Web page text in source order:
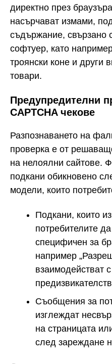
директно през
насърчават измами,
съдържание, свързано
софтуер, като
троянски коне и други
товари.
Предупредителни
CAPTCHA чекове
Разпознаването на
проверка е от
на нелоялни сайтове.
подкани обикновено
модели, които
Подкани, които
потребителите
специфичен за
например
взаимодействат
Съобщения за
изглеждат
на страницата
след зареждане